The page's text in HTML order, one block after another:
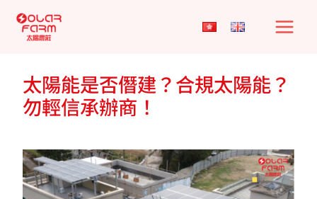
太陽能是否僭建？合規太陽能？
勿輕信承辦商！